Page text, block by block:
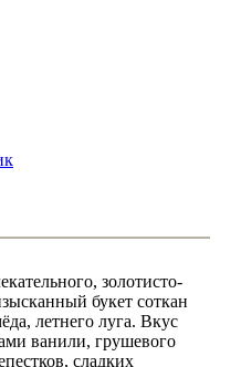
золотисто-
букет соткан
летнего луга. Вкус
ванили, грушевого
сладких